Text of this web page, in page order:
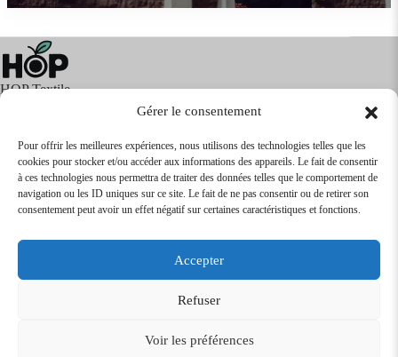
Gérer le consentement
Pour offrir les meilleures expériences, nous utilisons des technologies telles que les
cookies pour stocker et/ou accéder aux informations des appareils. Le fait de consentir
à ces technologies nous permettra de traiter des données telles que le comportement de
navigation ou les ID uniques sur ce site. Le fait de ne pas consentir ou de retirer son
consentement peut avoir un effet négatif sur certaines caractéristiques et fonctions.
Accepter
Refuser
Voir les préférences
HOP Textile
Textile Articles Publicitaires
Infos
Boutique en ligne
Express 24H
Tarifs Revendeurs